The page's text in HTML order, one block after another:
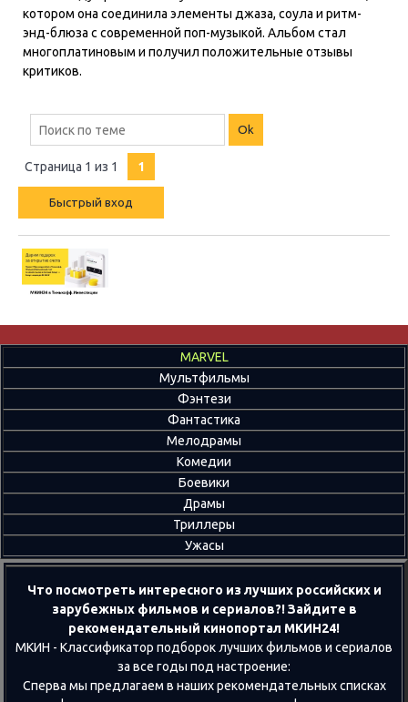
котором она соединила элементы джаза, соула и ритм-
энд-блюза с современной поп-музыкой. Альбом стал
многоплатиновым и получил положительные отзывы
критиков.
Страница 1 из 1 1
MARVEL
Мультфильмы
Фэнтези
Фантастика
Мелодрамы
Комедии
Боевики
Драмы
Триллеры
Ужасы
Что посмотреть интересного из лучших российских и
зарубежных фильмов и сериалов?! Зайдите в
рекомендательный кинопортал МКИН24!
МКИН - Классификатор подборок лучших фильмов и сериалов
за все годы под настроение:
Сперва мы предлагаем в наших рекомендательных списках